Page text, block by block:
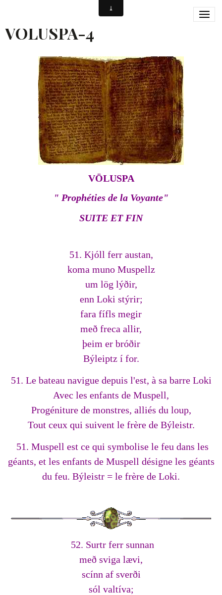
PAROLES SACREES-
VÖLUSPA-4
VÖLUSPA
" Prophéties de la Voyante"
SUITE ET FIN
51. Kjóll ferr austan,
koma muno Muspellz
um lög lýðir,
enn Loki stýrir;
fara fífls megir
með freca allir,
þeim er bróðir
Býleiptz í for.
51. Le bateau navigue depuis l'est, à sa barre Loki
Avec les enfants de Muspell,
Progéniture de monstres, alliés du loup,
Tout ceux qui suivent le frère de Býleistr.
51. Muspell est ce qui symbolise le feu dans les
géants, et les enfants de Muspell désigne les géants
du feu. Býleistr = le frère de Loki.
52. Surtr ferr sunnan
með sviga lævi,
scínn af sverði
sól valtíva;